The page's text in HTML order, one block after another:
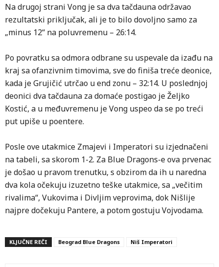
Na drugoj strani Vong je sa dva tačdauna održavao
rezultatski priključak, ali je to bilo dovoljno samo za
„minus 12“ na poluvremenu – 26:14.
Po povratku sa odmora odbrane su uspevale da izađu na
kraj sa ofanzivnim timovima, sve do finiša treće deonice,
kada je Grujičić utrčao u end zonu – 32:14. U poslednjoj
deonici dva tačdauna za domaće postigao je Željko
Kostić, a u međuvremenu je Vong uspeo da se po treći
put upiše u poentere.
Posle ove utakmice Zmajevi i Imperatori su izjednačeni
na tabeli, sa skorom 1-2. Za Blue Dragons-e ova prvenac
je došao u pravom trenutku, s obzirom da ih u naredna
dva kola očekuju izuzetno teške utakmice, sa „večitim
rivalima“, Vukovima i Divljim veprovima, dok Nišlije
najpre dočekuju Pantere, a potom gostuju Vojvodama.
KLJUČNE REČI Beograd Blue Dragons Niš Imperatori